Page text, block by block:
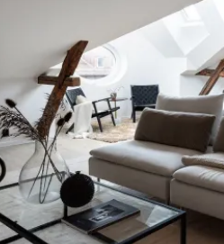
Cabanes
Design Suédois En Quelques Photos
Idées Déco En 10 Photos
La
Maison En Ville
Méli-Mélo
Tendance
Interieurs Scandinaves
La Décoration Selon Votre Signe
Les Trouvailles Déco Du Jour
Maison Appartement Écologique
Maison Container/container House
Maison Et Appartement Vintage